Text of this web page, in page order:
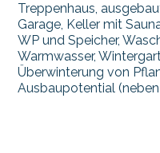
Treppenhaus,
Garage, Keller mit
WP und Speicher,
Warmwasser,
Überwinterung von
Ausbaupotential